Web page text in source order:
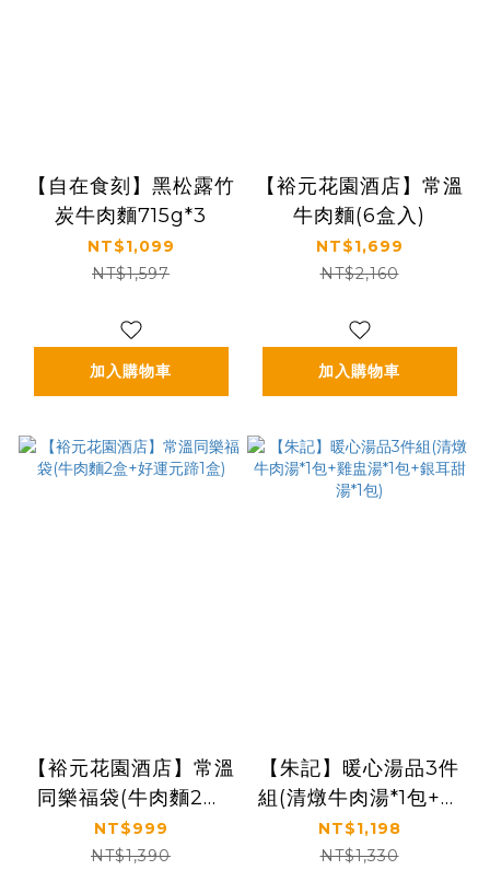
【自在食刻】黑松露竹
炭牛肉麵715g*3
NT$1,099
NT$1,597
加入購物車
【裕元花園酒店】常溫
牛肉麵(6盒入)
NT$1,699
NT$2,160
加入購物車
【裕元花園酒店】常溫
同樂福袋(牛肉麵2盒
+好運元蹄1盒)
NT$999
NT$1,390
【朱記】暖心湯品3件
組(清燉牛肉湯*1包+雞
盅湯*1包+銀耳甜湯*1
包)
NT$1,198
NT$1,330